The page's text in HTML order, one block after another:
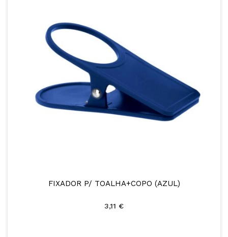
FIXADOR P/ TOALHA+COPO (AZUL)
3,11 €